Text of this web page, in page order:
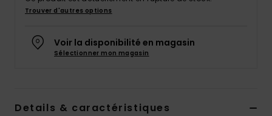
Trouver d'autres options
Voir la disponibilité en magasin
Sélectionner mon magasin
Details & caractéristiques